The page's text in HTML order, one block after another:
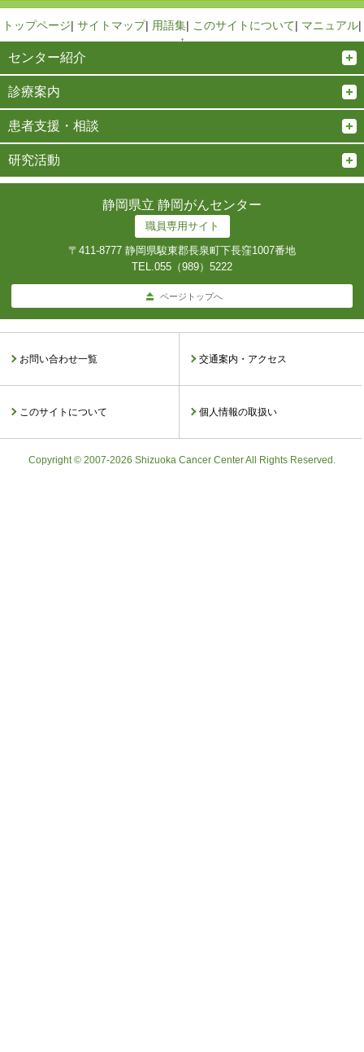
トップページ| サイトマップ| 用語集| このサイトについて| マニュアル|
↑
センター紹介
診療案内
患者支援・相談
研究活動
静岡県立 静岡がんセンター
職員専用サイト
〒411-8777 静岡県駿東郡長泉町下長窪1007番地
TEL.055（989）5222
ページトップへ
お問い合わせ一覧 交通案内・アクセス
このサイトについて 個人情報の取扱い
Copyright © 2007-2026 Shizuoka Cancer Center All Rights Reserved.